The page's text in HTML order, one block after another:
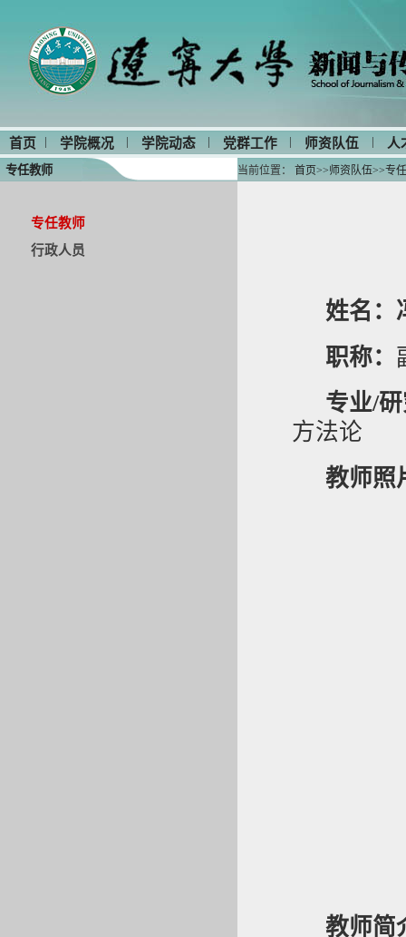
首页 | 学院概况 | 学院动态 | 党群工作 | 师资队伍 | 人
专任教师 当前位置： 首页>>师资队伍>>专
专任教师
行政人员
姓名：
职称：
专业/
方法论
教师照
教师简